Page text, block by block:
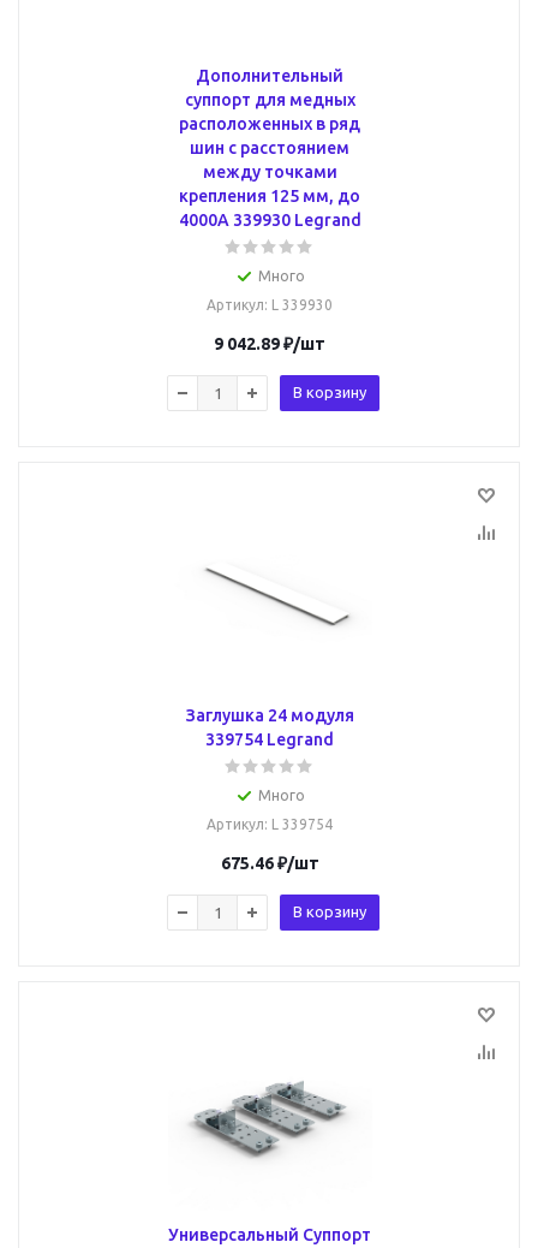
Дополнительный
суппорт для медных
расположенных в ряд
шин с расстоянием
между точками
крепления 125 мм, до
4000А 339930 Legrand
Много
Артикул: L 339930
9 042.89₽/шт
В корзину
Заглушка 24 модуля
339754 Legrand
Много
Артикул: L 339754
675.46₽/шт
В корзину
Универсальный Суппорт